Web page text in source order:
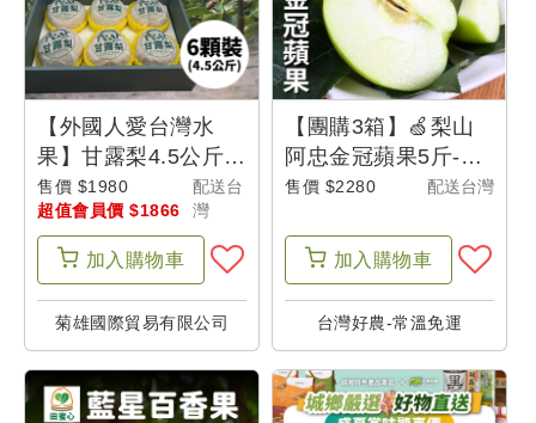
【外國人愛台灣水
果】甘露梨4.5公斤(6
顆)
售價 $1980
超值會員價 $1866
配送台
灣
加入 購物車
菊雄國際貿易有限公司
【團購3箱】🍏梨山
阿忠金冠蘋果5斤-產
地出貨
售價 $2280 配送台灣
加入 購物車
台灣好農-常溫免運